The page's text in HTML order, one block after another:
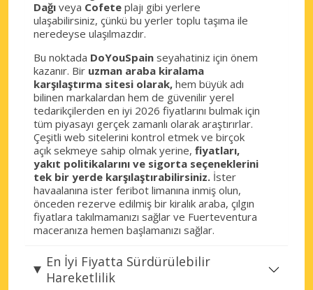
Dağı veya Cofete plajı gibi yerlere
ulaşabilirsiniz, çünkü bu yerler toplu taşıma ile
neredeyse ulaşılmazdır.
Bu noktada DoYouSpain seyahatiniz için önem
kazanır. Bir uzman araba kiralama
karşılaştırma sitesi olarak, hem büyük adı
bilinen markalardan hem de güvenilir yerel
tedarikçilerden en iyi 2026 fiyatlarını bulmak için
tüm piyasayı gerçek zamanlı olarak araştırırlar.
Çeşitli web sitelerini kontrol etmek ve birçok
açık sekmeye sahip olmak yerine, fiyatları,
yakıt politikalarını ve sigorta seçeneklerini
tek bir yerde karşılaştırabilirsiniz. İster
havaalanına ister feribot limanına inmiş olun,
önceden rezerve edilmiş bir kiralık araba, çılgın
fiyatlara takılmamanızı sağlar ve Fuerteventura
maceranıza hemen başlamanızı sağlar.
En İyi Fiyatta Sürdürülebilir
Hareketlilik